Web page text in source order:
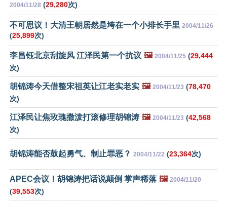
2004/11/28 (29,280次)
不可思议！大清王朝居然是垮在一个小排长手里 2004/11/26
(25,899次)
李昌钰北京刮旋风 江泽民第一个抗议 🖼️ 2004/11/25 (29,444
次)
胡锦涛今天借整宋祖英让江老实老实 🖼️ 2004/11/23 (78,470
次)
江泽民让焦玫瑰撒泼打滚修理胡锦涛 🖼️ 2004/11/23 (42,568
次)
胡锦涛能否鼓起勇气、制止罪恶？ 2004/11/22 (23,364次)
APEC会议！胡锦涛把话说颠倒 掌声稀落 🖼️ 2004/11/20
(39,553次)